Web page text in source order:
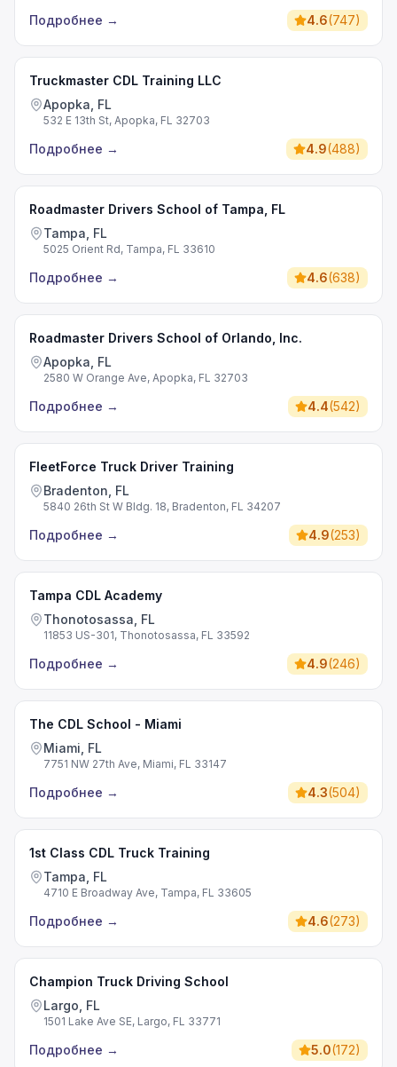
Подробнее → 4.6(747)
Truckmaster CDL Training LLC
Apopka, FL
532 E 13th St, Apopka, FL 32703
Подробнее → 4.9(488)
Roadmaster Drivers School of Tampa, FL
Tampa, FL
5025 Orient Rd, Tampa, FL 33610
Подробнее → 4.6(638)
Roadmaster Drivers School of Orlando, Inc.
Apopka, FL
2580 W Orange Ave, Apopka, FL 32703
Подробнее → 4.4(542)
FleetForce Truck Driver Training
Bradenton, FL
5840 26th St W Bldg. 18, Bradenton, FL 34207
Подробнее → 4.9(253)
Tampa CDL Academy
Thonotosassa, FL
11853 US-301, Thonotosassa, FL 33592
Подробнее → 4.9(246)
The CDL School - Miami
Miami, FL
7751 NW 27th Ave, Miami, FL 33147
Подробнее → 4.3(504)
1st Class CDL Truck Training
Tampa, FL
4710 E Broadway Ave, Tampa, FL 33605
Подробнее → 4.6(273)
Champion Truck Driving School
Largo, FL
1501 Lake Ave SE, Largo, FL 33771
Подробнее → 5.0(172)